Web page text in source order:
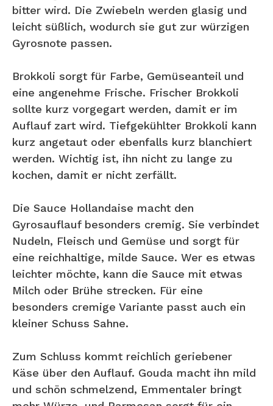
bitter wird. Die Zwiebeln werden glasig und
leicht süßlich, wodurch sie gut zur würzigen
Gyrosnote passen.
Brokkoli sorgt für Farbe, Gemüseanteil und
eine angenehme Frische. Frischer Brokkoli
sollte kurz vorgegart werden, damit er im
Auflauf zart wird. Tiefgekühlter Brokkoli kann
kurz angetaut oder ebenfalls kurz blanchiert
werden. Wichtig ist, ihn nicht zu lange zu
kochen, damit er nicht zerfällt.
Die Sauce Hollandaise macht den
Gyrosauflauf besonders cremig. Sie verbindet
Nudeln, Fleisch und Gemüse und sorgt für
eine reichhaltige, milde Sauce. Wer es etwas
leichter möchte, kann die Sauce mit etwas
Milch oder Brühe strecken. Für eine
besonders cremige Variante passt auch ein
kleiner Schuss Sahne.
Zum Schluss kommt reichlich geriebener
Käse über den Auflauf. Gouda macht ihn mild
und schön schmelzend, Emmentaler bringt